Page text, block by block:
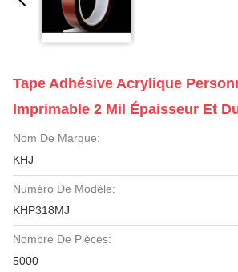
Tape Adhésive Acrylique
Imprimable 2 Mil Épaisseur Et
Nom De Marque:
KHJ
Numéro De Modèle:
KHP318MJ
Nombre De Pièces:
5000